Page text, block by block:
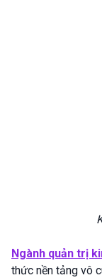
Ngành quản trị
thức nền tảng vô